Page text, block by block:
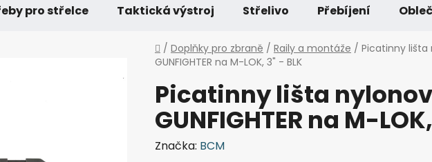
pro střelce Taktická výstroj Střelivo Přebíjení
Domů
/ Doplňky pro zbraně / Raily a montáže / Picatinny lišta
GUNFIGHTER na M-LOK, 3" - BLK
Picatinny lišta
GUNFIGHTER na M-
Značka: BCM